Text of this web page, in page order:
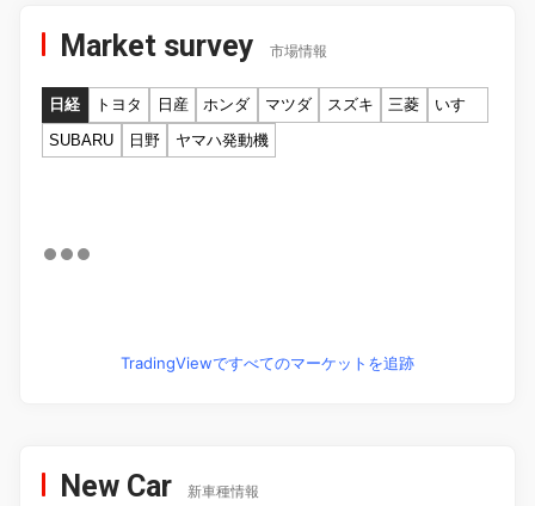
Market survey 市場情報
日経 トヨタ 日産 ホンダ マツダ スズキ 三菱
いすゞ
SUBARU
日野 ヤマハ発動機
TradingViewですべてのマーケットを追跡
New Car 新車種情報